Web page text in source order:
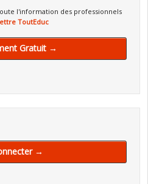
l'information des professionnels
ToutEduc
Gratuit →
→